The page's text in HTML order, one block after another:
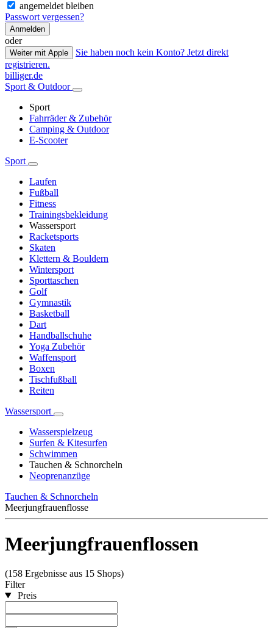
angemeldet bleiben
Passwort vergessen?
Anmelden
oder
Weiter mit Apple
Sie haben noch kein Konto? Jetzt direkt
registrieren.
billiger.de
Sport & Outdoor
Sport
Fahrräder & Zubehör
Camping & Outdoor
E-Scooter
Sport
Laufen
Fußball
Fitness
Trainingsbekleidung
Wassersport
Racketsports
Skaten
Klettern & Bouldern
Wintersport
Sporttaschen
Golf
Gymnastik
Basketball
Dart
Handballschuhe
Yoga Zubehör
Waffensport
Boxen
Tischfußball
Reiten
Wassersport
Wasserspielzeug
Surfen & Kitesurfen
Schwimmen
Tauchen & Schnorcheln
Neoprenanzüge
Tauchen & Schnorcheln
Meerjungfrauenflosse
Meerjungfrauenflossen
(158 Ergebnisse aus 15 Shops)
Filter
Preis